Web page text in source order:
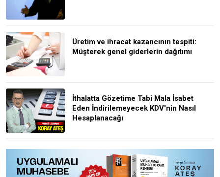
Üretim ve ihracat kazancının tespiti:
Müşterek genel giderlerin dağıtımı
İthalatta Gözetime Tabi Mala İsabet
Eden İndirilemeyecek KDV'nin Nasıl
Hesaplanacağı